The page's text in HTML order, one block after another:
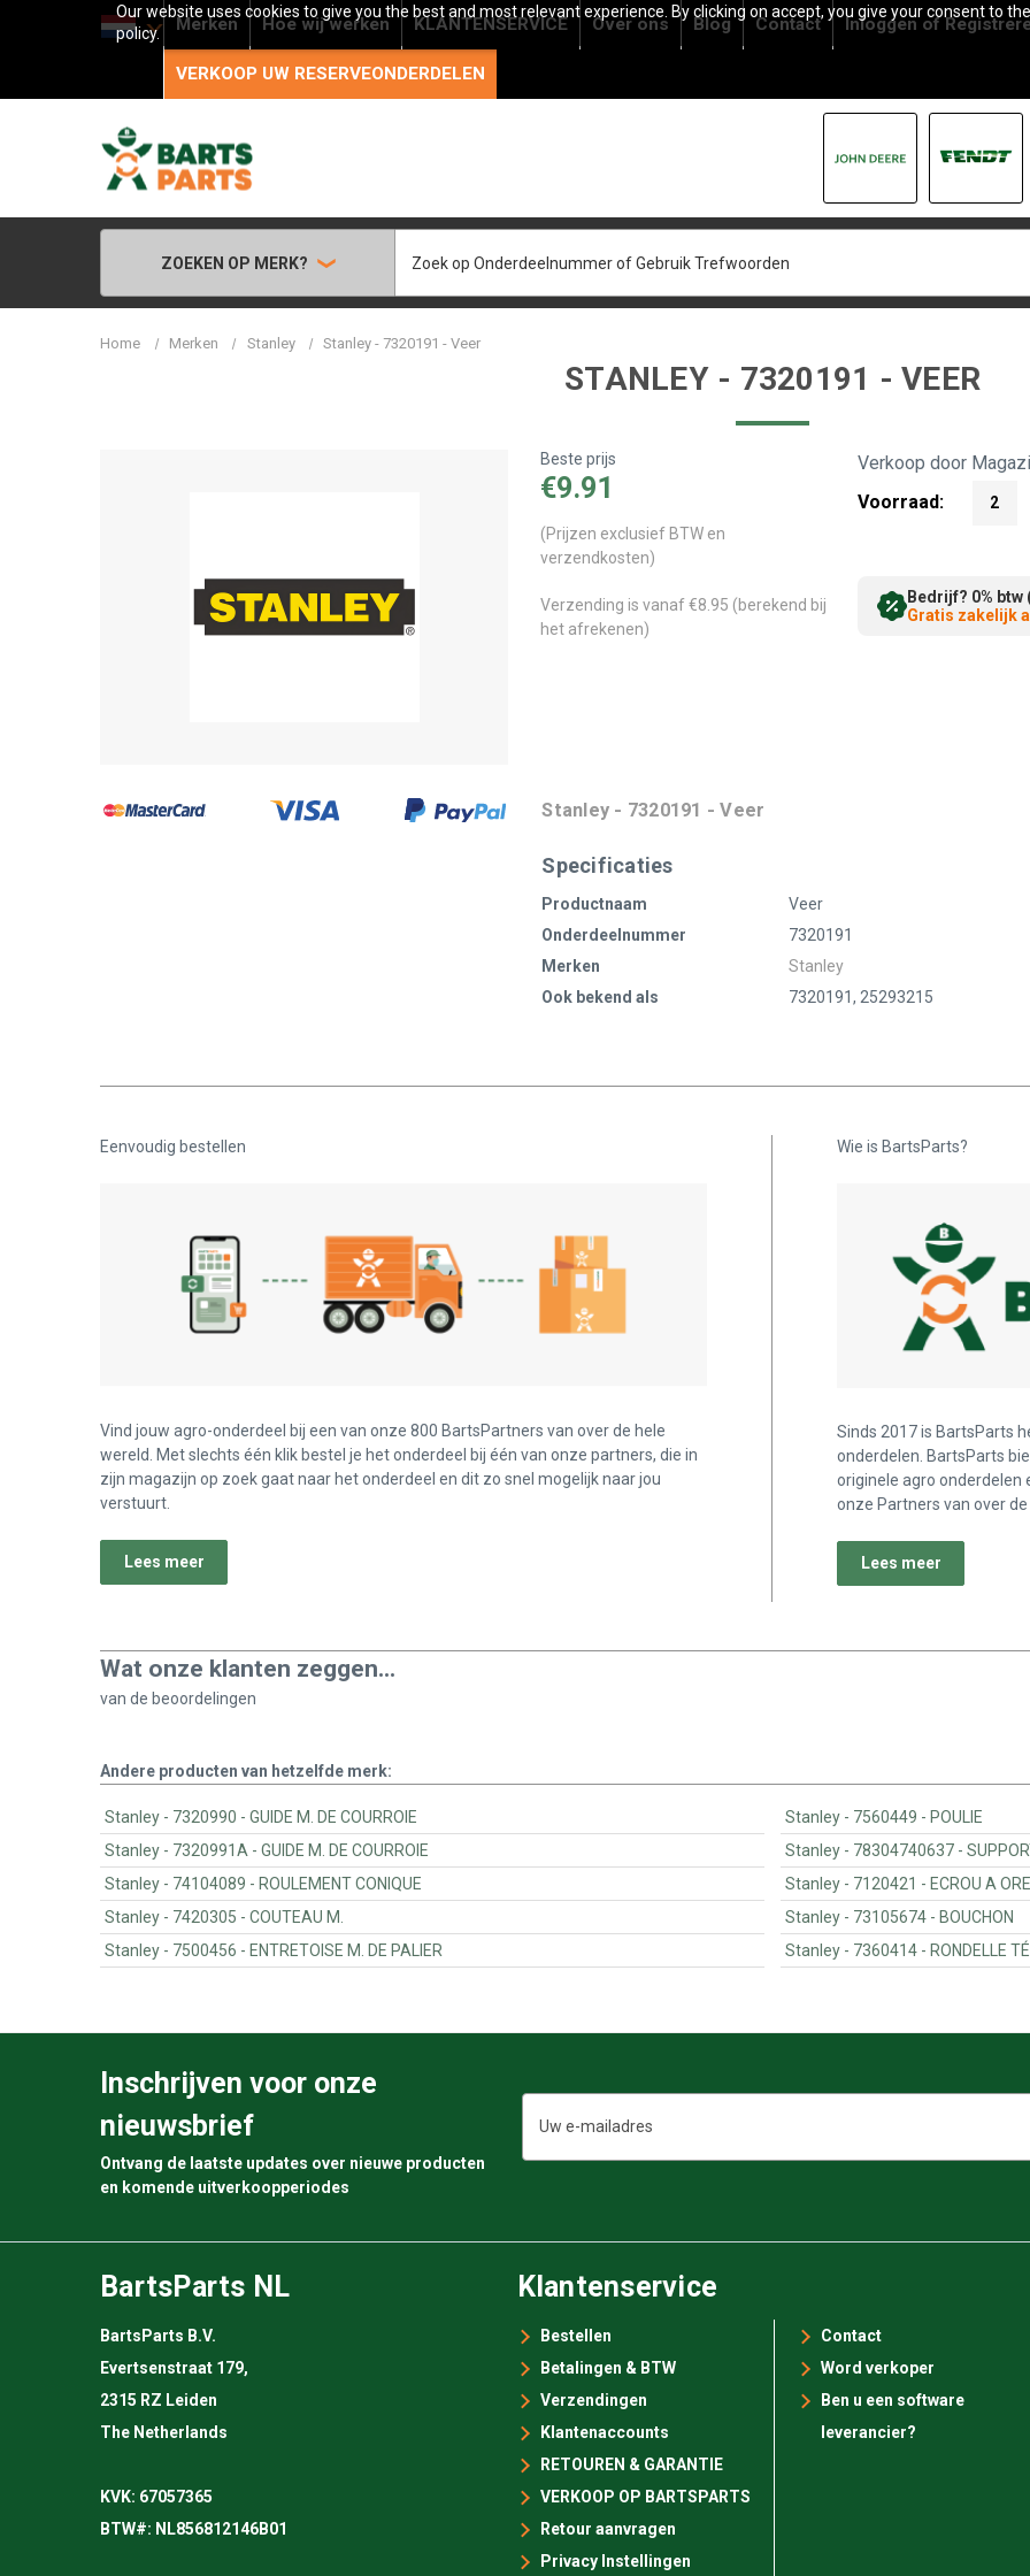
Our website uses cookies to give you the best and most relevant experience. By clicking on accept, you give your consent to
policy.
Merken Hoe wij werken KLANTENSERVICE Over ons Blog Contact Inloggenof
VERKOOP UW RESERVEONDERDELEN
ZOEKEN OP MERK?
Home Merken Stanley Stanley - 7320191 - Veer
STANLEY - 7320191 - VEER
Beste prijs
€9.91
(Prijzen exclusief BTW en
verzendkosten)
Verzending is vanaf €8.95 (berekend bij
het afrekenen)
Verkoop door
Voorraad:
2
Bedrijf? 0%
Gratis zakelijk
Stanley - 7320191 - Veer
Specificaties
Productnaam
Veer
Onderdeelnummer
7320191
Merken
Stanley
Ook bekend als
7320191, 25293215
Eenvoudig bestellen
Vind jouw agro-onderdeel bij een van onze 800 BartsPartners van over de hele
wereld. Met slechts één klik bestel je het onderdeel bij één van onze partners, die in
zijn magazijn op zoek gaat naar het onderdeel en dit zo snel mogelijk naar jou
verstuurt.
Lees meer
Wie is BartsParts?
Sinds 2017 is BartsParts
onderdelen. BartsParts
originele agro onderdelen
onze Partners van over de
Lees meer
Wat onze klanten zeggen...
van de beoordelingen
Andere producten van hetzelfde merk:
Stanley - 7320990 - GUIDE M. DE COURROIE
Stanley - 7320991A - GUIDE M. DE COURROIE
Stanley - 74104089 - ROULEMENT CONIQUE
Stanley - 7420305 - COUTEAU M.
Stanley - 7500456 - ENTRETOISE M. DE PALIER
Stanley - 7560449 - POULIE
Stanley - 78304740637 -
Stanley - 7120421 - ECROU
Stanley - 73105674 - BOUCHON
Stanley - 7360414 -
Inschrijven voor onze
nieuwsbrief
Ontvang de laatste updates over nieuwe producten
en komende uitverkoopperiodes
mailadres
Klantenservice
Bestellen
Betalingen & BTW
Verzendingen
Klantenaccounts
RETOUREN & GARANTIE
VERKOOP OP BARTSPARTS
Retour aanvragen
Privacy Instellingen
Contact
Word verkoper
Ben u een software
leverancier?
BartsParts NL
BartsParts B.V.
Evertsenstraat 179,
2315 RZ Leiden
The Netherlands
KVK: 67057365
BTW#: NL856812146B01